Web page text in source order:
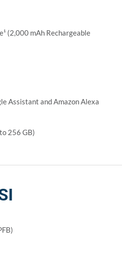
(2,000 mAh Rechargeable
Assistant and Amazon Alexa
256 GB)